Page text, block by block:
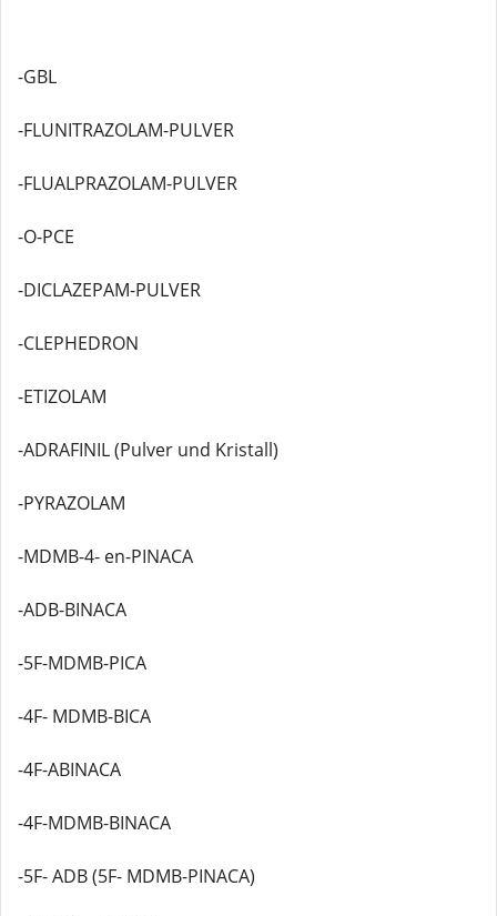
-GBL
-FLUNITRAZOLAM-PULVER
-FLUALPRAZOLAM-PULVER
-O-PCE
-DICLAZEPAM-PULVER
-CLEPHEDRON
-ETIZOLAM
-ADRAFINIL (Pulver und Kristall)
-PYRAZOLAM
-MDMB-4- en-PINACA
-ADB-BINACA
-5F-MDMB-PICA
-4F- MDMB-BICA
-4F-ABINACA
-4F-MDMB-BINACA
-5F- ADB (5F- MDMB-PINACA)